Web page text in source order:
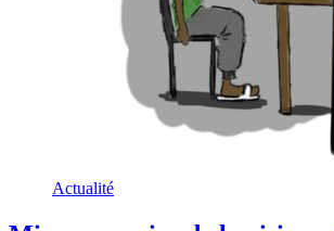
Actualité